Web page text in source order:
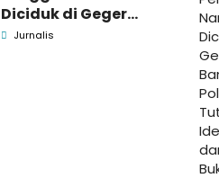
Diciduk di Geger
Bangkalan, Polisi
Jurnalis